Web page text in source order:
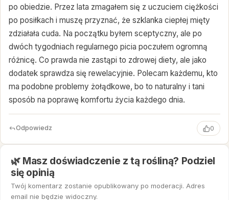
po obiedzie. Przez lata zmagałem się z uczuciem ciężkości
po posiłkach i muszę przyznać, że szklanka ciepłej mięty
zdziałała cuda. Na początku byłem sceptyczny, ale po
dwóch tygodniach regularnego picia poczułem ogromną
różnicę. Co prawda nie zastąpi to zdrowej diety, ale jako
dodatek sprawdza się rewelacyjnie. Polecam każdemu, kto
ma podobne problemy żołądkowe, bo to naturalny i tani
sposób na poprawę komfortu życia każdego dnia.
Odpowiedz 0
🌿 Masz doświadczenie z tą rośliną? Podziel
się opinią
Twój komentarz zostanie opublikowany po moderacji. Adres
email nie będzie widoczny.